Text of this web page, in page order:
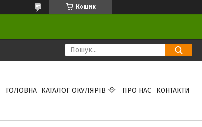
Кошик
ГОЛОВНА КАТАЛОГ ОКУЛЯРІВ ПРО НАС КОНТАКТИ